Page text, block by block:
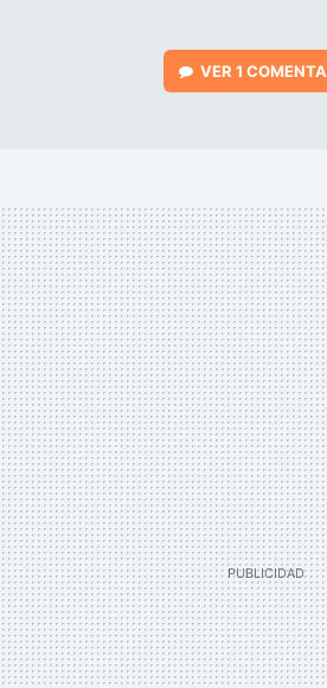
VER 1